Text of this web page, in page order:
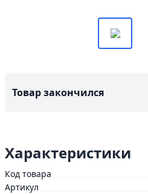
Товар закончился
Характеристики
Код товара
Артикул